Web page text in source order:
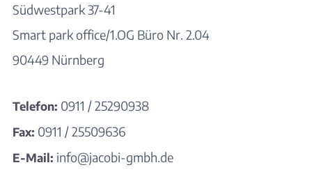
Südwestpark 37-41
Smart park office/1.OG Büro Nr. 2.04
90449 Nürnberg
Telefon: 0911 / 25290938
Fax: 0911 / 25509636
E-Mail: info@jacobi-gmbh.de